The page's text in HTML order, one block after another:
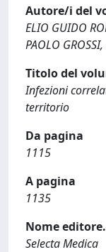
Autore/i del
ELIO GUIDO
PAOLO
Titolo del
Infezioni
territorio
Da pagina
1115
A pagina
1135
Nome editore.
Selecta Medica